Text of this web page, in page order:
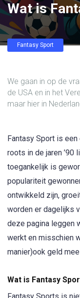
Wat is
Fantasy Sport
We gaan in op de
de USA en in het
maar hier in
Fantasy Sport is
roots in de jaren ’90
toegankelijk is
populariteit
ontwikkeld zijn,
worden er dagelijks
deze pagina leggen
werkt en misschien
manier)ook geld
Wat is Fantasy